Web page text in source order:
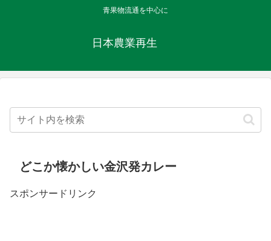
青果物流通を中心に
日本農業再生
どこか懐かしい金沢発カレー
スポンサードリンク